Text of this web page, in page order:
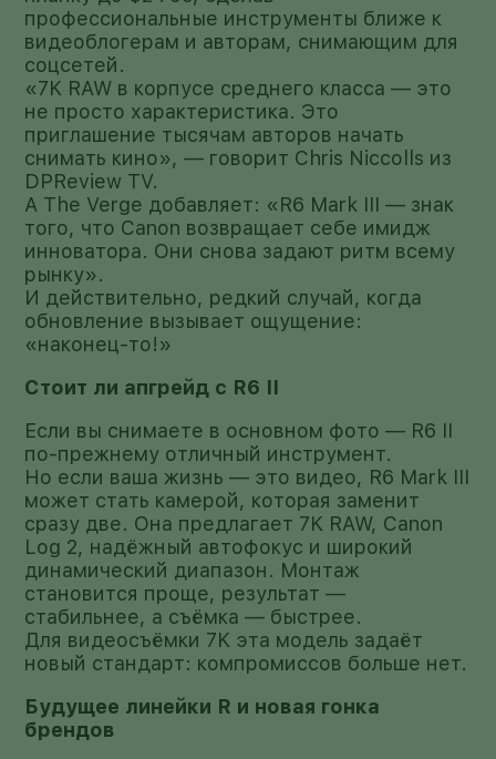
профессиональные инструменты ближе к
видеоблогерам и авторам, снимающим для
соцсетей.
«7K RAW в корпусе среднего класса — это
не просто характеристика. Это
приглашение тысячам авторов начать
снимать кино», — говорит Chris Niccolls из
DPReview TV.
А The Verge добавляет: «R6 Mark III — знак
того, что Canon возвращает себе имидж
инноватора. Они снова задают ритм всему
рынку».
И действительно, редкий случай, когда
обновление вызывает ощущение:
«наконец-то!»
Стоит ли апгрейд с R6 II
Если вы снимаете в основном фото — R6 II
по-прежнему отличный инструмент.
Но если ваша жизнь — это видео, R6 Mark III
может стать камерой, которая заменит
сразу две. Она предлагает 7K RAW, Canon
Log 2, надёжный автофокус и широкий
динамический диапазон. Монтаж
становится проще, результат —
стабильнее, а съёмка — быстрее.
Для видеосъёмки 7K эта модель задаёт
новый стандарт: компромиссов больше нет.
Будущее линейки R и новая гонка
брендов